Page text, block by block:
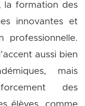
la formation des
innovantes et
professionnelle.
aussi bien
mais
des